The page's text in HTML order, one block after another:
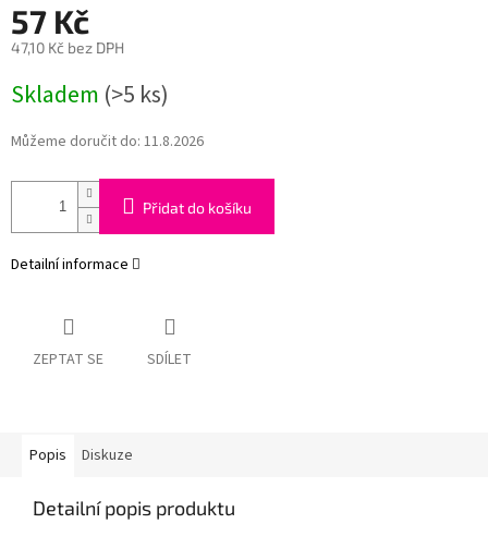
57 Kč
47,10 Kč bez DPH
cena:
Skladem (>5 ks)
Můžeme doručit do: 11.8.2026
Přidat do košíku
Detailní informace
ZEPTAT SE SDÍLET
Popis Diskuze
Detailní popis produktu